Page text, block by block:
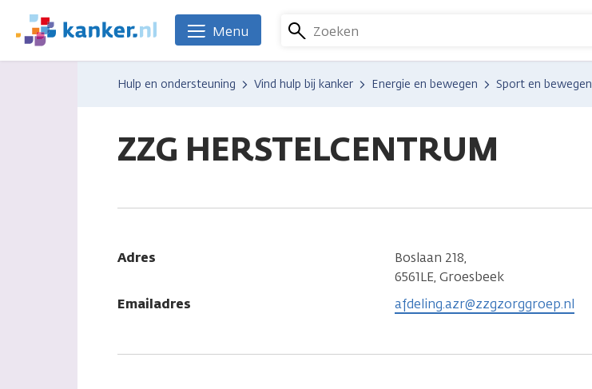
naar
We
zijn
Kanker.nl
Zoeken
Menu
Hulp en ondersteuning Vind hulp bij kanker Energie en bewegen Sport en bewegen
ZZG HERSTELCENTRUM
Adres
Boslaan 218,
6561LE, Groesbeek
Emailadres
afdeling.azr@zzgzorggroep.nl